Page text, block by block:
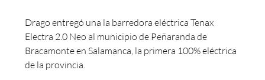
Drago entregó una la barredora eléctrica Tenax
Electra 2.0 Neo al municipio de Peñaranda de
Bracamonte en Salamanca, la primera 100% eléctrica
de la provincia.